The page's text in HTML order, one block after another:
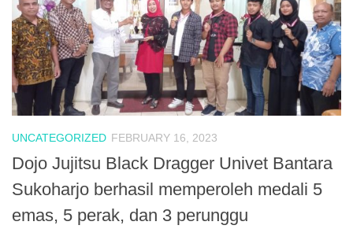
UNCATEGORIZED FEBRUARY 16, 2023
Dojo Jujitsu Black Dragger Univet Bantara
Sukoharjo berhasil memperoleh medali 5
emas, 5 perak, dan 3 perunggu